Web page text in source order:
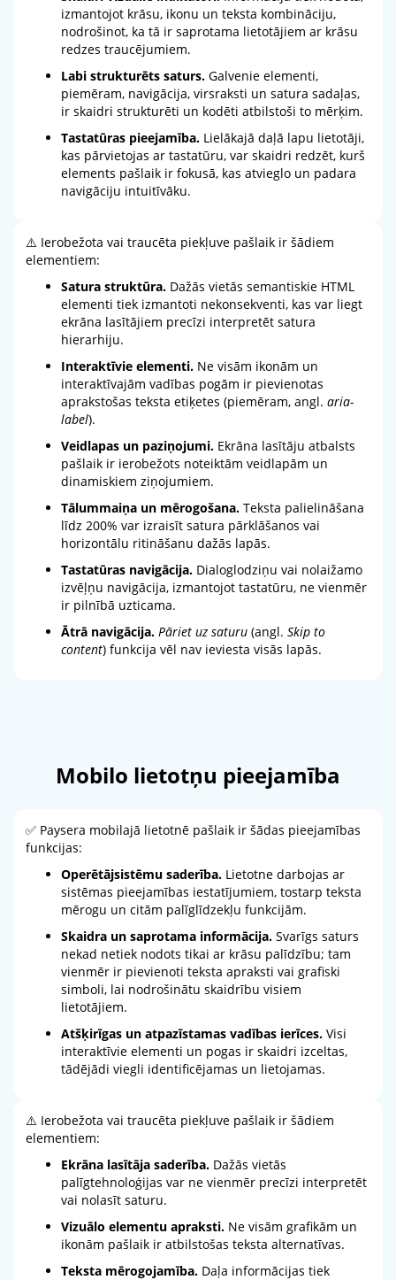
izmantojot krāsu, ikonu un teksta kombināciju,
nodrošinot, ka tā ir saprotama lietotājiem ar krāsu
redzes traucējumiem.
Labi strukturēts saturs. Galvenie elementi,
piemēram, navigācija, virsraksti un satura sadaļas,
ir skaidri strukturēti un kodēti atbilstoši to mērķim.
Tastatūras pieejamība. Lielākajā daļā lapu lietotāji,
kas pārvietojas ar tastatūru, var skaidri redzēt, kurš
elements pašlaik ir fokusā, kas atvieglo un padara
navigāciju intuitīvāku.
⚠️ Ierobežota vai traucēta piekļuve pašlaik ir šādiem
elementiem:
Satura struktūra. Dažās vietās semantiskie HTML
elementi tiek izmantoti nekonsekventi, kas var liegt
ekrāna lasītājiem precīzi interpretēt satura
hierarhiju.
Interaktīvie elementi. Ne visām ikonām un
interaktīvajām vadības pogām ir pievienotas
aprakstošas teksta etiķetes (piemēram, angl. aria-
label).
Veidlapas un paziņojumi. Ekrāna lasītāju atbalsts
pašlaik ir ierobežots noteiktām veidlapām un
dinamiskiem ziņojumiem.
Tālummaiņa un mērogošana. Teksta palielināšana
līdz 200% var izraisīt satura pārklāšanos vai
horizontālu ritināšanu dažās lapās.
Tastatūras navigācija. Dialoglodziņu vai nolaižamo
izvēļņu navigācija, izmantojot tastatūru, ne vienmēr
ir pilnībā uzticama.
Ātrā navigācija. Pāriet uz saturu (angl. Skip to
content) funkcija vēl nav ieviesta visās lapās.
Mobilo lietotņu pieejamība
✅ Paysera mobilajā lietotnē pašlaik ir šādas pieejamības
funkcijas:
Operētājsistēmu saderība. Lietotne darbojas ar
sistēmas pieejamības iestatījumiem, tostarp teksta
mērogu un citām palīglīdzekļu funkcijām.
Skaidra un saprotama informācija. Svarīgs saturs
nekad netiek nodots tikai ar krāsu palīdzību; tam
vienmēr ir pievienoti teksta apraksti vai grafiski
simboli, lai nodrošinātu skaidrību visiem
lietotājiem.
Atšķirīgas un atpazīstamas vadības ierīces. Visi
interaktīvie elementi un pogas ir skaidri izceltas,
tādējādi viegli identificējamas un lietojamas.
⚠️ Ierobežota vai traucēta piekļuve pašlaik ir šādiem
elementiem:
Ekrāna lasītāja saderība. Dažās vietās
palīgtehnoloģijas var ne vienmēr precīzi interpretēt
vai nolasīt saturu.
Vizuālo elementu apraksti. Ne visām grafikām un
ikonām pašlaik ir atbilstošas teksta alternatīvas.
Teksta mērogojamība. Daļa informācijas tiek